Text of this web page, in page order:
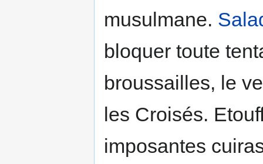
musulmane.
bloquer toute
broussailles, le
les Croisés.
imposantes